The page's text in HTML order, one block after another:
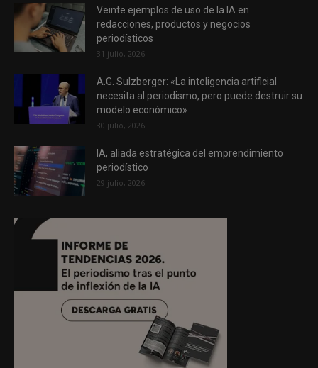
Veinte ejemplos de uso de la IA en
redacciones, productos y negocios
periodísticos
31 julio, 2026
A.G. Sulzberger: «La inteligencia artificial
necesita al periodismo, pero puede destruir su
modelo económico»
30 julio, 2026
IA, aliada estratégica del emprendimiento
periodístico
29 julio, 2026